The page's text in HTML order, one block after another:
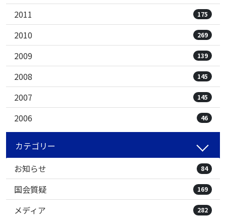
2011 175
2010 269
2009 139
2008 145
2007 145
2006 46
カテゴリー
お知らせ
84
国会質疑 169
メディア 282